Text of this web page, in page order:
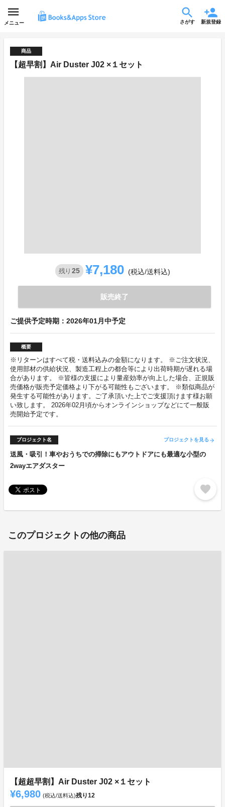
メニュー さがす 新規登録
商品
【超早割】Air Duster J02 ×１セット
残り 25 ¥7,180 (税込/送料込)
販売終了
ご提供予定時期：2026年01月中予定
概要
※リターンはすべて税・送料込みの金額になります。 ※ご注文状況、
使用部材の供給状況、製造工程上の都合等により出荷時期が遅れる場
合があります。 ※皆様の支援により量産効率が向上した場合、正規販
売価格が販売予定価格より下がる可能性もございます。 ※類似商品が
発生する可能性があります。ご了承頂いた上でご支援頂けます様お願
い致します。 2026年02月頃からオンラインショップなどにて一般販
売開始予定です。
プロジェクト名 プロジェクトを見る arrow_forward
送風・吸引！車やおうちでの掃除にもアウトドアにも最適な小型の
2wayエアダスター
favorite
このプロジェクトの他の商品
【超超早割】Air Duster J02 ×１セット
¥6,980 (税込/送料込)残り12